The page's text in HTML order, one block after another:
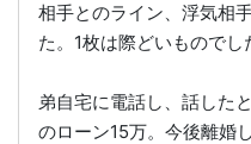
相手とのライン、浮気相
た。1枚は際どいものでし
弟自宅に電話し、話した
のローン15万。今後離婚